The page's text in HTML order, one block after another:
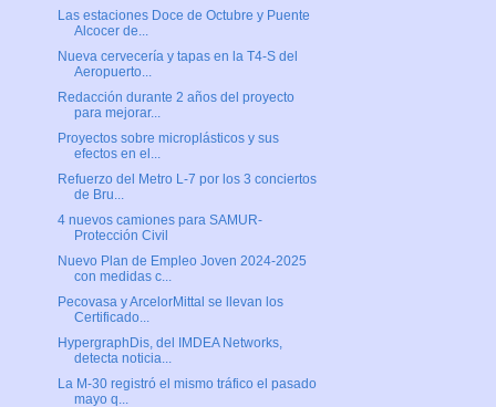
Las estaciones Doce de Octubre y Puente
Alcocer de...
Nueva cervecería y tapas en la T4-S del
Aeropuerto...
Redacción durante 2 años del proyecto
para mejorar...
Proyectos sobre microplásticos y sus
efectos en el...
Refuerzo del Metro L-7 por los 3 conciertos
de Bru...
4 nuevos camiones para SAMUR-
Protección Civil
Nuevo Plan de Empleo Joven 2024-2025
con medidas c...
Pecovasa y ArcelorMittal se llevan los
Certificado...
HypergraphDis, del IMDEA Networks,
detecta noticia...
La M-30 registró el mismo tráfico el pasado
mayo q...